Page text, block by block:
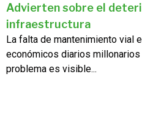
Advierten sobre el
infraestructura
La falta de mantenimiento vial
económicos diarios millonarios
problema es visible...